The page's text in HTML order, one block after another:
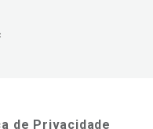
de Privacidade